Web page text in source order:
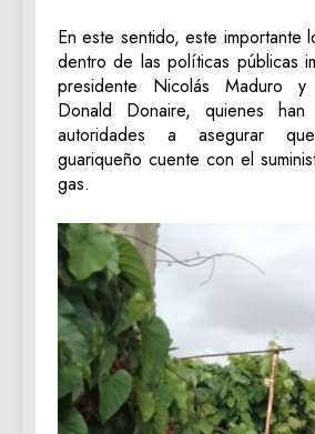
En este sentido, este importante
dentro de las políticas públicas
presidente Nicolás Maduro
Donald Donaire, quienes
autoridades a asegurar
guariqueño cuente con el
gas.